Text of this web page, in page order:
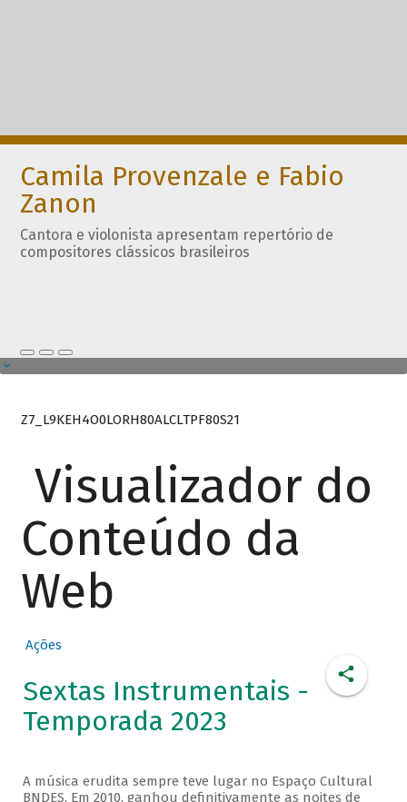
Camila Provenzale e Fabio
Zanon
Cantora e violonista apresentam repertório de
compositores clássicos brasileiros
Z7_L9KEH4O0LORH80ALCLTPF80S21
Visualizador do
Conteúdo da
Web
Ações
Sextas Instrumentais -
Temporada 2023
A música erudita sempre teve lugar no Espaço Cultural
BNDES. Em 2010, ganhou definitivamente as noites de